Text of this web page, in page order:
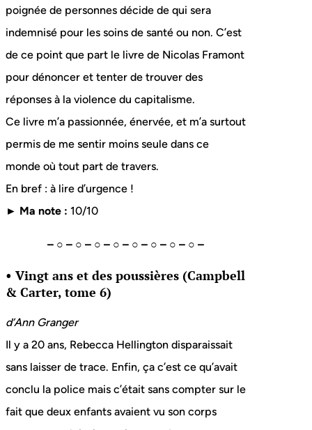
poignée de personnes décide de qui sera
indemnisé pour les soins de santé ou non. C’est
de ce point que part le livre de Nicolas Framont
pour dénoncer et tenter de trouver des
réponses à la violence du capitalisme.
Ce livre m’a passionnée, énervée, et m’a surtout
permis de me sentir moins seule dans ce
monde où tout part de travers.
En bref : à lire d’urgence !
► Ma note : 10/10
– ○ – ○ – ○ – ○ – ○ – ○ – ○ – ○ –
• Vingt ans et des poussières (Campbell
& Carter, tome 6)
d’Ann Granger
Il y a 20 ans, Rebecca Hellington disparaissait
sans laisser de trace. Enfin, ça c’est ce qu’avait
conclu la police mais c’était sans compter sur le
fait que deux enfants avaient vu son corps